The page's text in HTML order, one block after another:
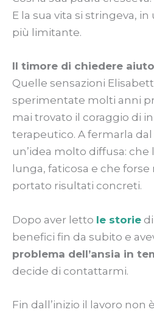
E la sua vita si stringeva,
più limitante.
Il timore di chiedere aiuto
Quelle sensazioni
sperimentate molti anni
mai trovato il coraggio di
terapeutico. A fermarla dal
un’idea molto diffusa: che
lunga, faticosa e che
portato risultati concreti.
Dopo aver letto le storie
benefici fin da subito e
problema dell’ansia in
decide di contattarmi.
Fin dall’inizio il lavoro non